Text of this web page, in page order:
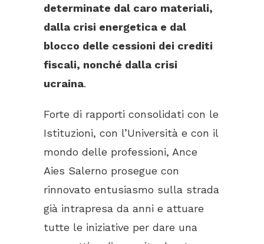
determinate dal caro materiali,
dalla crisi energetica e dal
blocco delle cessioni dei crediti
fiscali, nonché dalla crisi
ucraina.
Forte di rapporti consolidati con le
Istituzioni, con l’Università e con il
mondo delle professioni, Ance
Aies Salerno prosegue con
rinnovato entusiasmo sulla strada
già intrapresa da anni e attuare
tutte le iniziative per dare una